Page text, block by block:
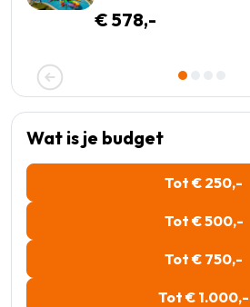
GENIETEN
€ 578,-
Wat is je budget
Tot € 250,-
Tot € 500,-
Tot € 750,-
Tot € 1.000,-